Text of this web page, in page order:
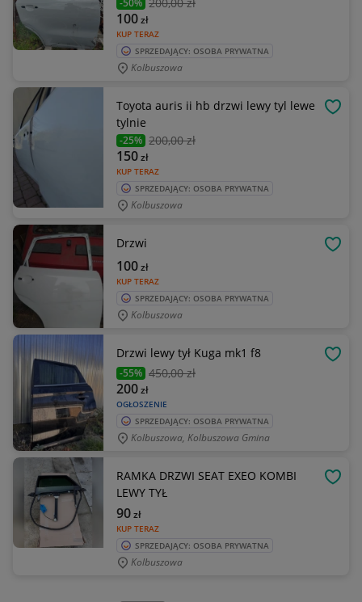
-50%
KUP TERAZ
100zł
SPRZEDAJĄCY: OSOBA PRYWATNA
Kolbuszowa
Toyota auris ii hb drzwi lewy tyl lewe
tylnie
-25% 200,00 zł
KUP TERAZ
150zł
SPRZEDAJĄCY: OSOBA PRYWATNA
Kolbuszowa
Drzwi
KUP TERAZ
100zł
SPRZEDAJĄCY: OSOBA PRYWATNA
Kolbuszowa
Drzwi lewy tył Kuga mk1 f8
-55% 450,00 zł
OGŁOSZENIE
200zł
SPRZEDAJĄCY: OSOBA PRYWATNA
Kolbuszowa, Kolbuszowa Gmina
RAMKA DRZWI SEAT EXEO KOMBI
LEWY TYŁ
KUP TERAZ
90zł
SPRZEDAJĄCY: OSOBA PRYWATNA
Kolbuszowa